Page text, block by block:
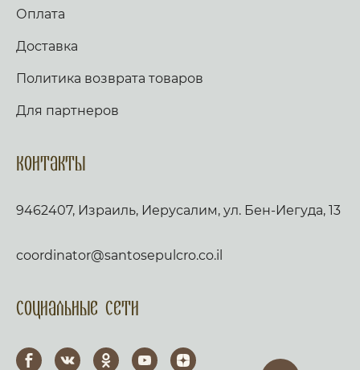
Оплата
Доставка
Политика возврата товаров
Для партнеров
Контакты
9462407, Израиль, Иерусалим, ул. Бен-Иегуда, 13
coordinator@santosepulcro.co.il
Социальные сети